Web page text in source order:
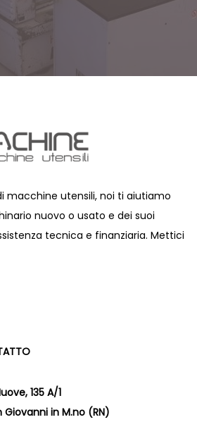
macchine utensili, noi ti aiutiamo
nuovo o usato e dei suoi
tecnica e finanziaria. Mettici
135 A/1
Giovanni in M.no (RN)